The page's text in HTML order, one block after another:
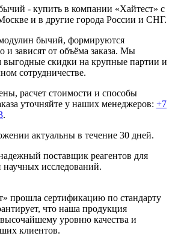
- купить в компании «Хайтест» с
и в другие города России и СНГ.
бычий, формируются
и зависят от объёма заказа. Мы
выгодные скидки на крупные партии и
сотрудничестве.
расчет стоимости и способы
уточняйте у наших менеджеров: +7
.
актуальны в течение 30 дней.
поставщик реагентов для
научных исследований.
прошла сертификацию по стандарту
что наша продукция
высочайшему уровню качества и
клиентов.